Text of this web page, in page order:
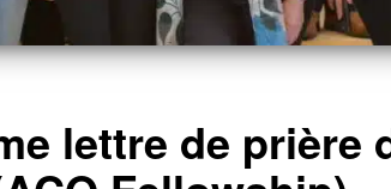
lettre de prière